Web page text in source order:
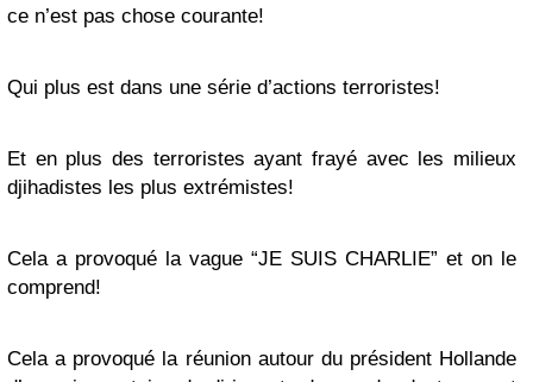
ce n’est pas chose courante!
Qui plus est dans une série d’actions terroristes!
Et en plus des terroristes ayant frayé avec les milieux
djihadistes les plus extrémistes!
Cela a provoqué la vague “JE SUIS CHARLIE” et on le
comprend!
Cela a provoqué la réunion autour du président Hollande